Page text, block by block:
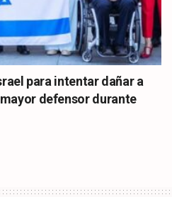
para intentar dañar a
defensor durante